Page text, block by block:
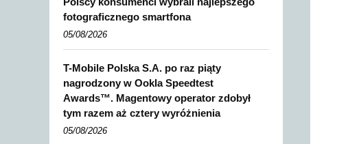
fotograficznego smartfona
05/08/2026
T-Mobile Polska S.A. po raz piąty
nagrodzony w Ookla Speedtest
Awards™. Magentowy operator zdobył
tym razem aż cztery wyróżnienia
05/08/2026